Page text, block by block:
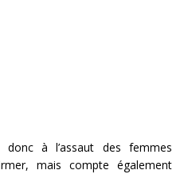
à l’assaut des femmes
mais compte également